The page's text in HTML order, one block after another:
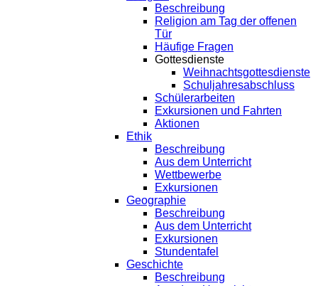
Beschreibung
Religion am Tag der offenen
Tür
Häufige Fragen
Gottesdienste
Weihnachtsgottesdienste
Schuljahresabschluss
Schülerarbeiten
Exkursionen und Fahrten
Aktionen
Ethik
Beschreibung
Aus dem Unterricht
Wettbewerbe
Exkursionen
Geographie
Beschreibung
Aus dem Unterricht
Exkursionen
Stundentafel
Geschichte
Beschreibung